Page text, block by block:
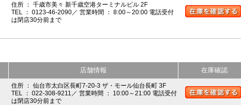
住所 ： 千歳市美々 新千歳空港ターミナルビル 2F
TEL ： 0123-46-2090／ 営業時間 ： 8:00～20:00 電話受付
は閉店30分前まで
店舗情報 在庫確認
住所 ： 仙台市太白区長町7-20-3 ザ・モール仙台長町 3F
TEL ： 022-308-9211／ 営業時間 ： 10:00～21:00 電話受付
は閉店30分前まで